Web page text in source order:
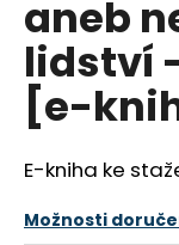
aneb
lidství
[e-
E-kniha ke
Možnosti
a
í
t
?